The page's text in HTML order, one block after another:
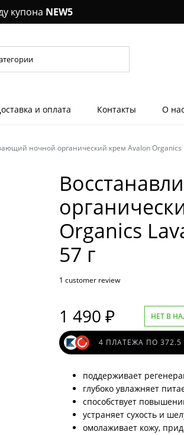
купона NEW5
Шампуни
Кондиционеры
Уход за телом
и оплата Контакты О нас
ночной органический крем Avalon Organics
Organics
57 г
1 customer review
1 490 ₽ НЕТ В
4 ПЛАТЕЖА ПО 372.5
поддерживает
глубоко увлажняет
способствует
устраняет сухость и
омолаживает кожу,